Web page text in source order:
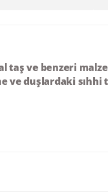
ve benzeri
duşlardaki sıhhi